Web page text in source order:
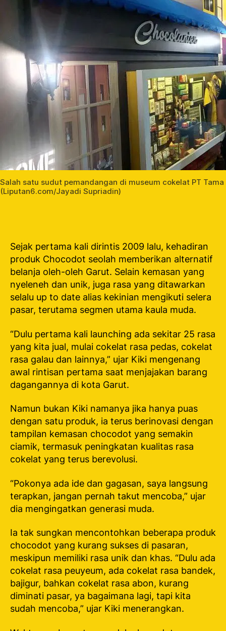
Salah satu sudut pemandangan di museum cokelat PT
(Liputan6.com/Jayadi Supriadin)
Sejak pertama kali dirintis 2009 lalu, kehadiran
produk Chocodot seolah memberikan alternatif
belanja oleh-oleh Garut. Selain kemasan yang
nyeleneh dan unik, juga rasa yang ditawarkan
selalu up to date alias kekinian mengikuti selera
pasar, terutama segmen utama kaula muda.
“Dulu pertama kali launching ada sekitar 25 rasa
yang kita jual, mulai cokelat rasa pedas, cokelat
rasa galau dan lainnya,” ujar Kiki mengenang
awal rintisan pertama saat menjajakan barang
dagangannya di kota Garut.
Namun bukan Kiki namanya jika hanya puas
dengan satu produk, ia terus berinovasi dengan
tampilan kemasan chocodot yang semakin
ciamik, termasuk peningkatan kualitas rasa
cokelat yang terus berevolusi.
“Pokonya ada ide dan gagasan, saya langsung
terapkan, jangan pernah takut mencoba,” ujar
dia mengingatkan generasi muda.
Ia tak sungkan mencontohkan beberapa produk
chocodot yang kurang sukses di pasaran,
meskipun memiliki rasa unik dan khas. “Dulu ada
cokelat rasa peuyeum, ada cokelat rasa bandek,
bajigur, bahkan cokelat rasa abon, kurang
diminati pasar, ya bagaimana lagi, tapi kita
sudah mencoba,” ujar Kiki menerangkan.